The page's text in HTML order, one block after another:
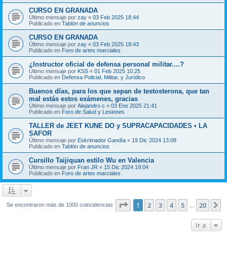
CURSO EN GRANADA
Último mensaje por zay « 03 Feb 2025 18:44
Publicado en Tablón de anuncios
CURSO EN GRANADA
Último mensaje por zay « 03 Feb 2025 18:43
Publicado en Foro de artes marciales
¿Instructor oficial de defensa personal militar....?
Último mensaje por KSS « 01 Feb 2025 10:25
Publicado en Defensa Policial, Militar, y Jurídico
Buenos días, para los que sepan de testosterona, que tan
mal estás estos exámenes, gracias
Último mensaje por Alejandro c « 03 Ene 2025 21:41
Publicado en Foro de Salud y Lesiones
TALLER de JEET KUNE DO y SUPRACAPACIDADES • LA
SAFOR
Último mensaje por Eskrimador Gandía « 19 Dic 2024 13:08
Publicado en Tablón de anuncios
Cursillo Taijiquan estilo Wu en Valencia
Último mensaje por Fran JR « 15 Dic 2024 19:04
Publicado en Foro de artes marciales
Se encontraron más de 1000 coincidencias Página de 20
1 2 3 4 5 20
Ir a